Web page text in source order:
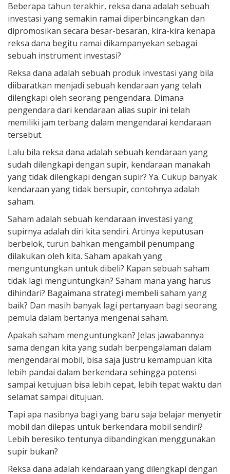
Beberapa tahun terakhir, reksa dana adalah sebuah
investasi yang semakin ramai diperbincangkan dan
dipromosikan secara besar-besaran, kira-kira kenapa
reksa dana begitu ramai dikampanyekan sebagai
sebuah instrument investasi?
Reksa dana adalah sebuah produk investasi yang bila
diibaratkan menjadi sebuah kendaraan yang telah
dilengkapi oleh seorang pengendara. Dimana
pengendara dari kendaraan alias supir ini telah
memiliki jam terbang dalam mengendarai kendaraan
tersebut.
Lalu bila reksa dana adalah sebuah kendaraan yang
sudah dilengkapi dengan supir, kendaraan manakah
yang tidak dilengkapi dengan supir? Ya. Cukup banyak
kendaraan yang tidak bersupir, contohnya adalah
saham.
Saham adalah sebuah kendaraan investasi yang
supirnya adalah diri kita sendiri. Artinya keputusan
berbelok, turun bahkan mengambil penumpang
dilakukan oleh kita. Saham apakah yang
menguntungkan untuk dibeli? Kapan sebuah saham
tidak lagi menguntungkan? Saham mana yang harus
dihindari? Bagaimana strategi membeli saham yang
baik? Dan masih banyak lagi pertanyaan bagi seorang
pemula dalam bertanya mengenai saham.
Apakah saham menguntungkan? Jelas jawabannya
sama dengan kita yang sudah berpengalaman dalam
mengendarai mobil, bisa saja justru kemampuan kita
lebih pandai dalam berkendara sehingga potensi
sampai ketujuan bisa lebih cepat, lebih tepat waktu dan
selamat sampai ditujuan.
Tapi apa nasibnya bagi yang baru saja belajar menyetir
mobil dan dilepas untuk berkendara mobil sendiri?
Lebih beresiko tentunya dibandingkan menggunakan
supir bukan?
Reksa dana adalah kendaraan yang dilengkapi dengan